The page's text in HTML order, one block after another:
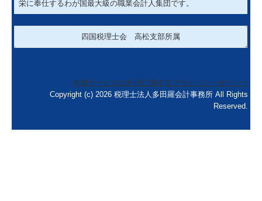
ＴＫＣ全国会は、租税正義の実現をめざし関与先企業の永続的繁
栄に奉仕するわが国最大級の職業会計人集団です。
四国税理士会 高松支部所属
外部サービスの利用に関するプライバシーポリシー
Copyright (c) 2026 税理士法人多田羅会計事務所 All Rights